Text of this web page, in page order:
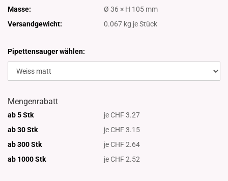
Masse:
Ø 36 × H 105 mm
Versandgewicht:
0.067 kg je Stück
Pipettensauger wählen:
Mengenrabatt
ab 5 Stk
je CHF 3.27
ab 30 Stk
je CHF 3.15
ab 300 Stk
je CHF 2.64
ab 1000Stk je CHF 2.52